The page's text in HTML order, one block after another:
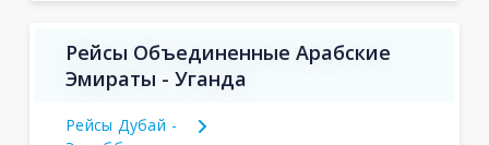
Рейсы Объединенные Арабские
Эмираты - Уганда
Рейсы Дубай -